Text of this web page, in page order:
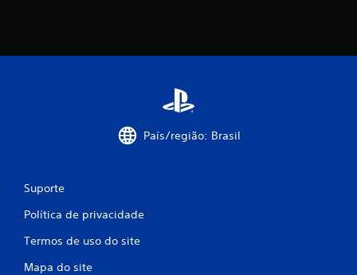
e
t
e
s
País/região: Brasil
Suporte
Política de privacidade
Termos de uso do site
Mapa do site